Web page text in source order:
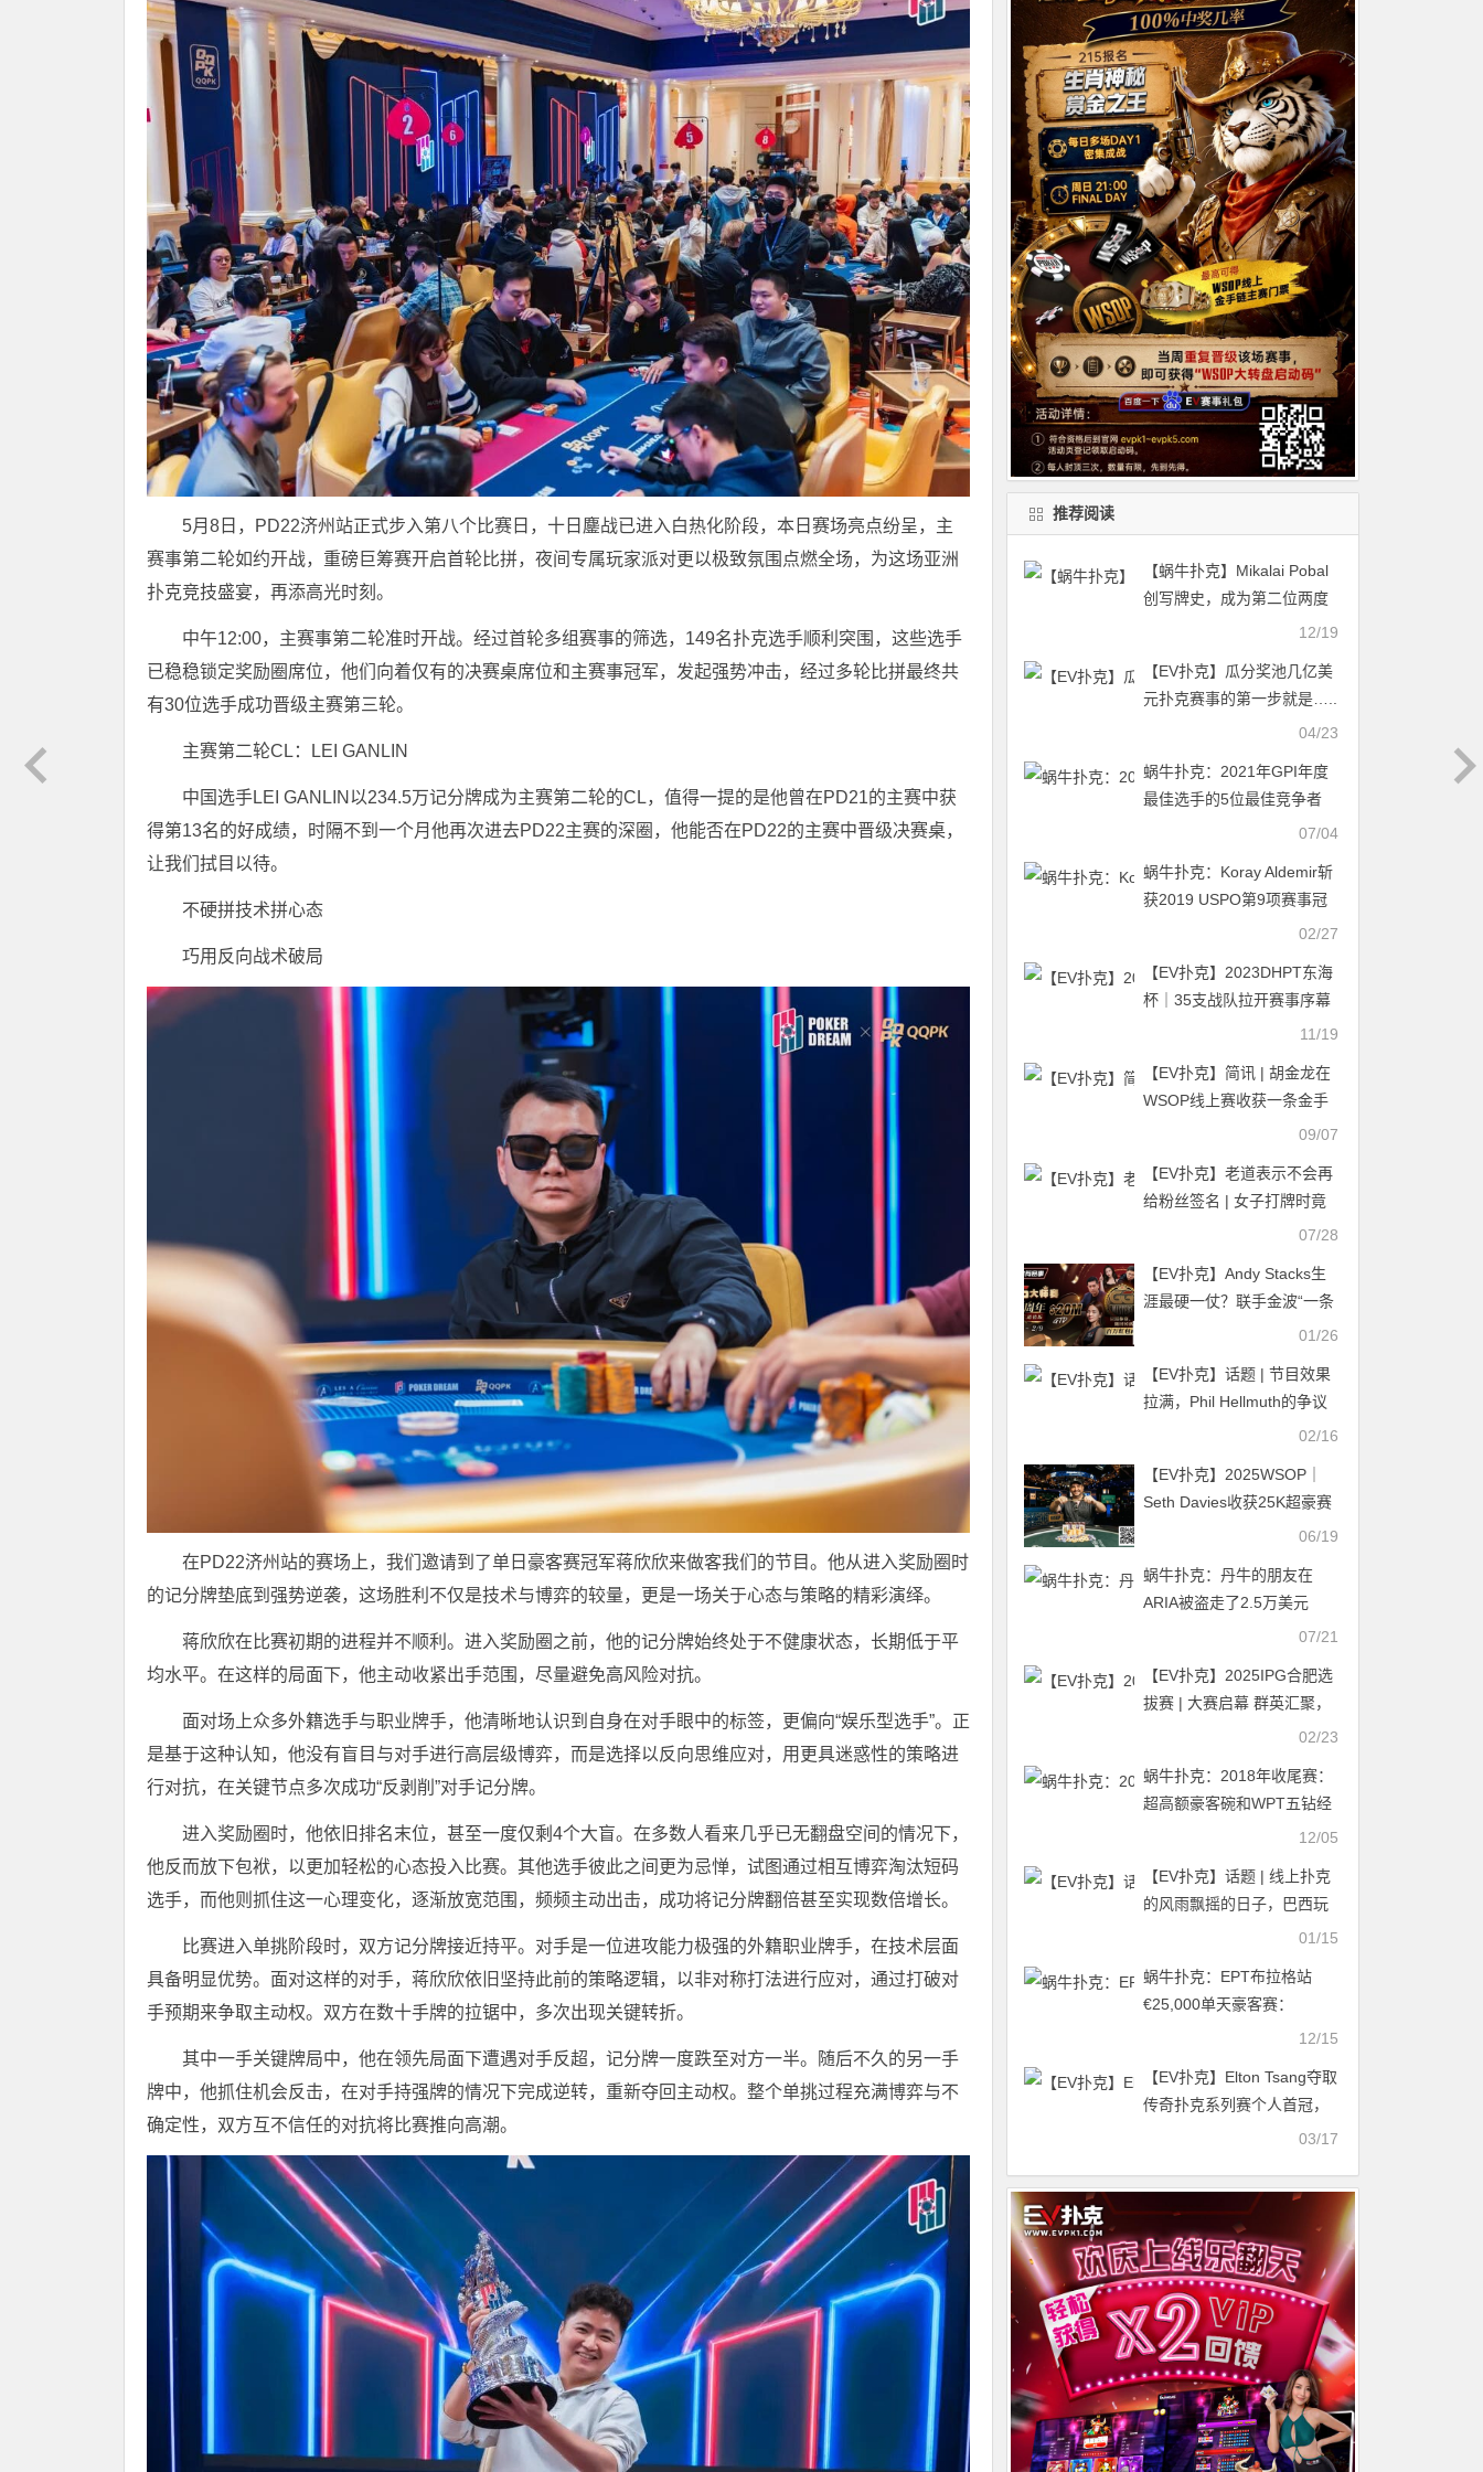
5月8日，PD22济州站正式步入第八个比赛日，十日鏖战已进入白热化阶段，本日赛场亮点纷呈，主
赛事第二轮如约开战，重磅巨筹赛开启首轮比拼，夜间专属玩家派对更以极致氛围点燃全场，为这场亚洲
扑克竞技盛宴，再添高光时刻。
中午12:00，主赛事第二轮准时开战。经过首轮多组赛事的筛选，149名扑克选手顺利突围，这些选手
已稳稳锁定奖励圈席位，他们向着仅有的决赛桌席位和主赛事冠军，发起强势冲击，经过多轮比拼最终共
有30位选手成功晋级主赛第三轮。
主赛第二轮CL：LEI GANLIN
中国选手LEI GANLIN以234.5万记分牌成为主赛第二轮的CL，值得一提的是他曾在PD21的主赛中获
得第13名的好成绩，时隔不到一个月他再次进去PD22主赛的深圈，他能否在PD22的主赛中晋级决赛桌，
让我们拭目以待。
不硬拼技术拼心态
巧用反向战术破局
在PD22济州站的赛场上，我们邀请到了单日豪客赛冠军蒋欣欣来做客我们的节目。他从进入奖励圈时
的记分牌垫底到强势逆袭，这场胜利不仅是技术与博弈的较量，更是一场关于心态与策略的精彩演绎。
蒋欣欣在比赛初期的进程并不顺利。进入奖励圈之前，他的记分牌始终处于不健康状态，长期低于平
均水平。在这样的局面下，他主动收紧出手范围，尽量避免高风险对抗。
面对场上众多外籍选手与职业牌手，他清晰地认识到自身在对手眼中的标签，更偏向“娱乐型选手”。正
是基于这种认知，他没有盲目与对手进行高层级博弈，而是选择以反向思维应对，用更具迷惑性的策略进
行对抗，在关键节点多次成功“反剥削”对手记分牌。
进入奖励圈时，他依旧排名末位，甚至一度仅剩4个大盲。在多数人看来几乎已无翻盘空间的情况下，
他反而放下包袱，以更加轻松的心态投入比赛。其他选手彼此之间更为忌惮，试图通过相互博弈淘汰短码
选手，而他则抓住这一心理变化，逐渐放宽范围，频频主动出击，成功将记分牌翻倍甚至实现数倍增长。
比赛进入单挑阶段时，双方记分牌接近持平。对手是一位进攻能力极强的外籍职业牌手，在技术层面
具备明显优势。面对这样的对手，蒋欣欣依旧坚持此前的策略逻辑，以非对称打法进行应对，通过打破对
手预期来争取主动权。双方在数十手牌的拉锯中，多次出现关键转折。
其中一手关键牌局中，他在领先局面下遭遇对手反超，记分牌一度跌至对方一半。随后不久的另一手
牌中，他抓住机会反击，在对手持强牌的情况下完成逆转，重新夺回主动权。整个单挑过程充满博弈与不
确定性，双方互不信任的对抗将比赛推向高潮。
推荐阅读
【蜗牛扑克】Mikalai Pobal
创写牌史，成为第二位两度
荣获EPT主赛冠军的选手12/19
【EV扑克】瓜分奖池几亿美
元扑克赛事的第一步就是…..
04/23
蜗牛扑克：2021年GPI年度
最佳选手的5位最佳竞争者
07/04
蜗牛扑克：Koray Aldemir斩
获2019 USPO第9项赛事冠
军；Sean Winter领跑总积分
02/27
【EV扑克】2023DHPT东海
杯｜35支战队拉开赛事序幕
台州深鲨战队强势夺冠！11/19
【EV扑克】简讯 | 胡金龙在
WSOP线上赛收获一条金手
09/07
【EV扑克】老道表示不会再
给粉丝签名 | 女子打牌时竟
07/28
【EV扑克】Andy Stacks生
涯最硬一仗？联手金波“一条
命”出战【第六届GG大师争
01/26
【EV扑克】话题 | 节目效果
拉满，Phil Hellmuth的争议
02/16
【EV扑克】2025WSOP｜
Seth Davies收获25K超豪赛
06/19
蜗牛扑克：丹牛的朋友在
ARIA被盗走了2.5万美元
07/21
【EV扑克】2025IPG合肥选
拔赛 | 大赛启幕 群英汇聚，
决战线合肥！霸都杯A组174
级
02/23
蜗牛扑克：2018年收尾赛：
超高额豪客碗和WPT五钻经
12/05
【EV扑克】话题 | 线上扑克
的风雨飘摇的日子，巴西玩
01/15
蜗牛扑克：EPT布拉格站
€25,000单天豪客赛：
12/15
【EV扑克】Elton Tsang夺取
传奇扑克系列赛个人首冠，
03/17